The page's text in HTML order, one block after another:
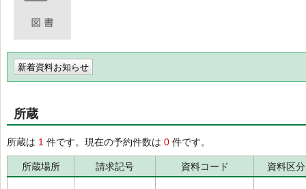
新着資料お知らせ
所蔵
所蔵は 1 件です。現在の予約件数は 0 件です。
所蔵場所 請求記号 資料コード 資料区分